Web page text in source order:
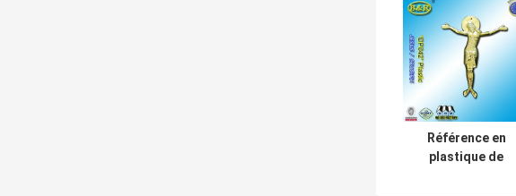
Référence en
plastique de